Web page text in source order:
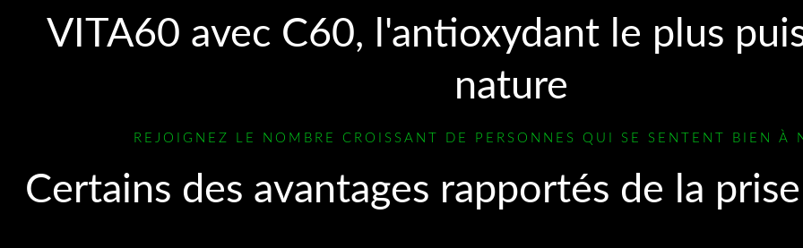
VITA60 avec C60, l'antioxydant le plus
nature
REJOIGNEZ LE NOMBRE CROISSANT DE PERSONNES QUI SE SENTENT BIEN À
Certains des avantages rapportés de la